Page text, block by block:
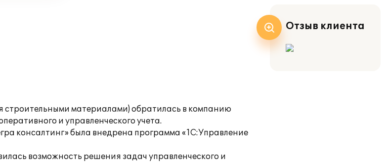
материалами) обратилась в компанию
и управленческого учета.
консалтинг» была внедрена программа «1С:Управление
возможность решения задач управленческого и
Отзыв клиента